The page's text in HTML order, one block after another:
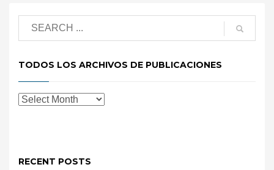
TODOS LOS ARCHIVOS DE PUBLICACIONES
RECENT POSTS